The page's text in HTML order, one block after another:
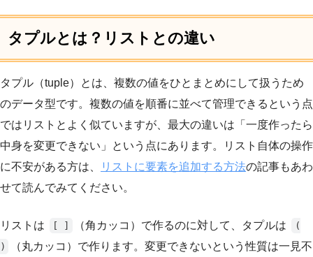
タプルとは？リストとの違い
タプル（tuple）とは、複数の値をひとまとめにして扱うため
のデータ型です。複数の値を順番に並べて管理できるという点
ではリストとよく似ていますが、最大の違いは「一度作ったら
中身を変更できない」という点にあります。リスト自体の操作
に不安がある方は、
リストに要素を追加する方法の記事もあわ
せて読んでみてください。
リストは [ ] （角カッコ）で作るのに対して、タプルは
(
)
（丸カッコ）で作ります。変更できないという性質は一見不